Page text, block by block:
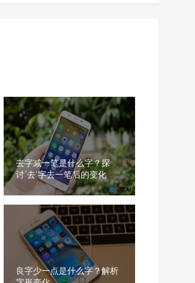
去字减一笔是什么字？探
讨‘去’字去一笔后的变化
良字少一点是什么字？解析